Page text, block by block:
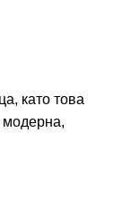
като това
модерна,